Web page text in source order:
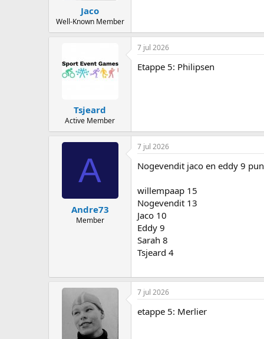
Jaco
Well-Known Member
Tsjeard
Active Member
7 jul 2026
Etappe 5: Philipsen
A
Andre73
Member
7 jul 2026
Nogevendit jaco en eddy 9
willempaap 15
Nogevendit 13
Jaco 10
Eddy 9
Sarah 8
Tsjeard 4
7 jul 2026
etappe 5: Merlier